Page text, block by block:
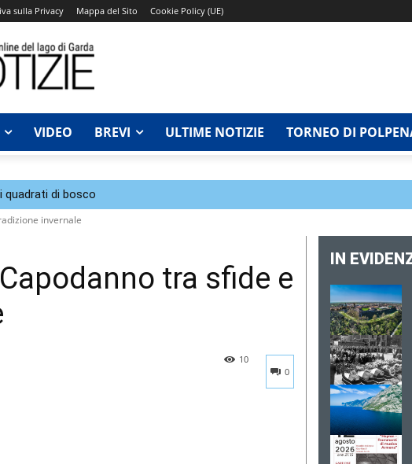
sulla Privacy Mappa del Sito Cookie Policy (UE)
VIDEO BREVI ULTIME NOTIZIE TORNEO DI
quadrati di bosco
invernale
tra sfide e
0
10
IN